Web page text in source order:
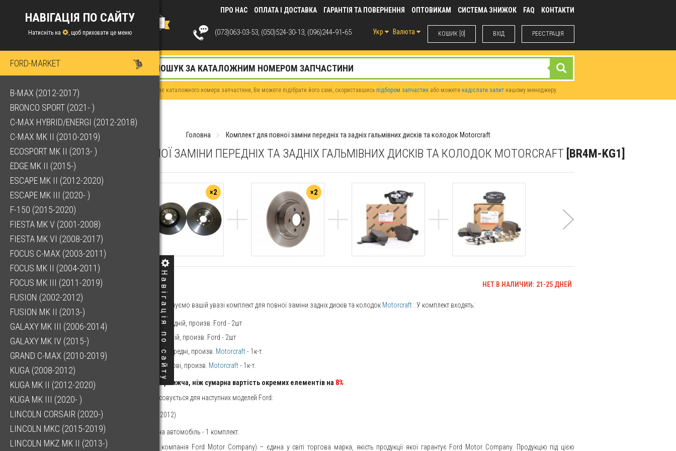
Навігація по сайту
ПРО НАС ОПЛАТА І ДОСТАВКА ГАРАНТІЯ ТА ПОВЕРНЕННЯ ОПТОВИКАМ СИСТЕМА ЗНИЖОК FAQ КОНТАКТИ
КОШИК [0] ВХIД РЕЄСТРАЦІЯ
Укр Валюта
(073)063-03-53, (050)524-30-13, (096)244‑91‑65
НАВІГАЦІЯ ПО САЙТУ
Натисніть на , щоб приховати це меню
FORD-MARKET
B-MAX (2012-2017)
BRONCO SPORT (2021- )
C-MAX HYBRID/ENERGI (2012-2018)
C-MAX MK II (2010-2019)
ECOSPORT MK II (2013- )
EDGE MK II (2015-)
ESCAPE MK II (2012-2020)
ESCAPE MK III (2020- )
F-150 (2015-2020)
FIESTA MK V (2001-2008)
FIESTA MK VI (2008-2017)
FOCUS C-MAX (2003-2011)
FOCUS MK II (2004-2011)
FOCUS MK III (2011-2019)
FUSION (2002-2012)
FUSION MK II (2013-)
GALAXY MK III (2006-2014)
GALAXY MK IV (2015-)
GRAND C-MAX (2010-2019)
KUGA (2008-2012)
KUGA MK II (2012-2020)
KUGA MK III (2020- )
LINCOLN CORSAIR (2020-)
LINCOLN MKC (2015-2019)
LINCOLN MKZ MK II (2013-)
Якщо у Вас немає каталожного номера запчастини, Ви можете підібрати його самі, скориставшись підбором запчастин або можете надіслати запит нашому менеджеру.
Головна Комплект для повної заміни передніх та задніх гальмівних дисків та колодок Motorcraft
КОМПЛЕКТ ДЛЯ ПОВНОЇ ЗАМІНИ ПЕРЕДНІХ ТА ЗАДНІХ ГАЛЬМІВНИХ ДИСКІВ ТА КОЛОДОК MOTORCRAFT [BR4M-KG1]
×2 ×2
22385.03 ГРН НЕТ В НАЛИЧИИ: 21-25 ДНЕЙ
Шановні клієнти! Пропонуємо вашій увазі комплект для повної заміни задніх дисків та колодок Motorcraft . У комплект входять:
Диск гальмівний передній, произв. Ford - 2шт
Диск гальмівний задній, произв. Ford - 2шт
Колодки гальмівні передні, произв. Motorcraft- 1к-т.
Колодки задні гальмові, произв. Motorcraft- 1к-т.
Вартість комплекту нижча, ніж сумарна вартість окремих елементів на 8%
Цей комплект застосовується для наступних моделей Ford:
Ford Kuga (2008-2012)
Кількість, потрібна на автомобіль - 1 комплект.
Motorcraft
(дочірня компанія Ford Motor Company) – єдина у світі торгова марка, якість продукції якої гарантує Ford Motor Company. Продукцію під цією